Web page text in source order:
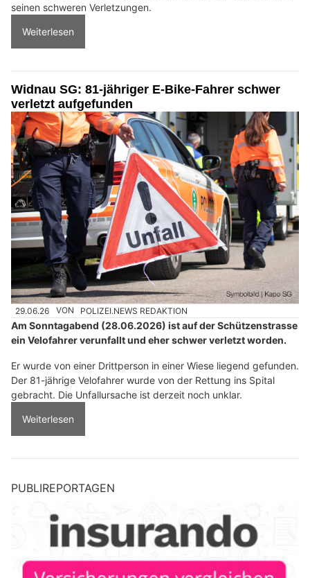
seinen schweren Verletzungen.
Weiterlesen
Widnau SG: 81-jähriger E-Bike-Fahrer schwer
verletzt aufgefunden
29.06.26 VON POLIZEI.NEWS REDAKTION
Am Sonntagabend (28.06.2026) ist auf der Schützenstrasse
ein Velofahrer verunfallt und eher schwer verletzt worden.
Er wurde von einer Drittperson in einer Wiese liegend gefunden.
Der 81-jährige Velofahrer wurde von der Rettung ins Spital
gebracht. Die Unfallursache ist derzeit noch unklar.
Weiterlesen
PUBLIREPORTAGEN